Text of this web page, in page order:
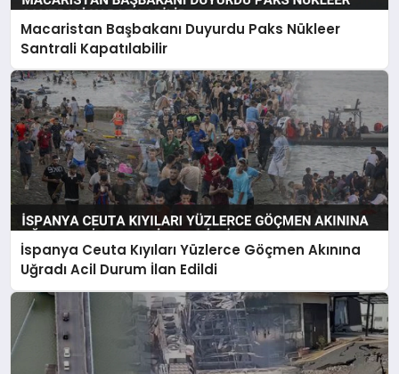
Macaristan Başbakanı Duyurdu Paks Nükleer
Santrali Kapatılabilir
İspanya Ceuta Kıyıları Yüzlerce Göçmen Akınına
Uğradı Acil Durum İlan Edildi